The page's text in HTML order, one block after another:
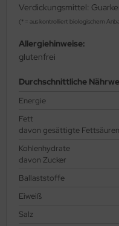
Verdickungsmittel:
(* = aus kontrolliert biologischem
Allergiehinweise:
glutenfrei
Durchschnittliche
Energie
Fett
davon gesättigte Fettsäuren
Kohlenhydrate
davon Zucker
Ballaststoffe
Eiweiß
Salz